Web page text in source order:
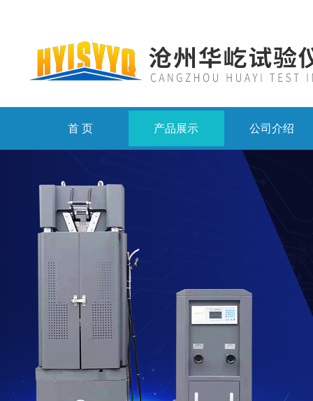
首 页 产品展示 公司介绍